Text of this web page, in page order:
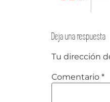
Deja una respuesta
Tu dirección
Comentario *